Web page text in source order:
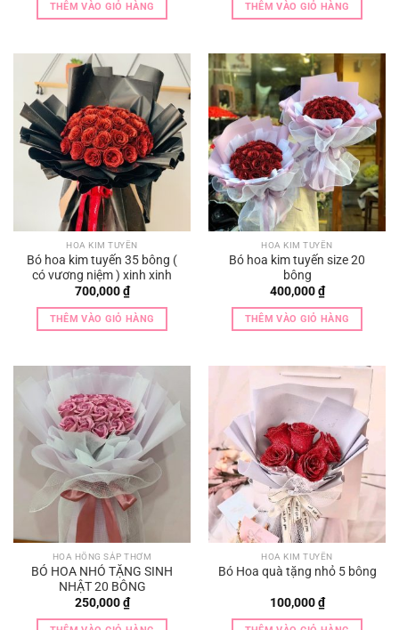
THÊM VÀO GIỎ HÀNG THÊM VÀO GIỎ HÀNG
HOA KIM TUYẾN
Bó hoa kim tuyến 35 bông (
có vương niệm ) xinh xinh
700,000₫
THÊM VÀO GIỎ HÀNG
HOA KIM TUYẾN
Bó hoa kim tuyến size 20
bông
400,000₫
THÊM VÀO GIỎ HÀNG
HOA HỒNG SÁP THƠM
BÓ HOA NHỎ TẶNG SINH
NHẬT 20 BÔNG
250,000₫
HOA KIM TUYẾN
Bó Hoa quà tặng nhỏ 5 bông
100,000₫